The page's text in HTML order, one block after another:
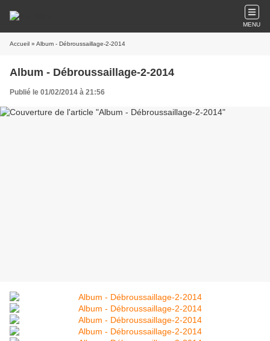
MENU
Accueil » Album - Débroussaillage-2-2014
Album - Débroussaillage-2-2014
Publié le 01/02/2014 à 21:56